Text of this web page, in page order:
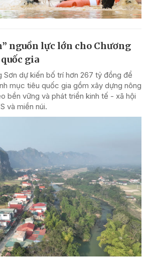
nguồn lực lớn cho Chương
gia
Sơn dự kiến bố trí hơn 267 tỷ đồng để
mục tiêu quốc gia gồm xây dựng nông
bền vững và phát triển kinh tế - xã hội
và miền núi.